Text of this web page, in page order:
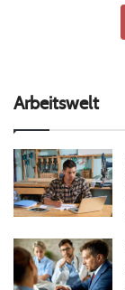
Arbeitswelt